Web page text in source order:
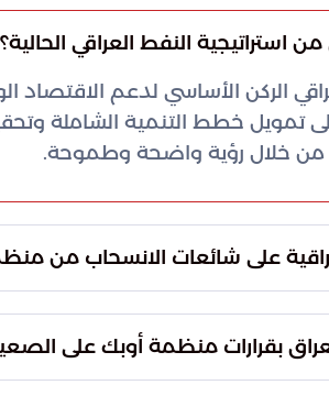
الركن الأساسي لدعم
تمويل خطط التنمية الشاملة
من خلال رؤية واضحة وطموحة.
الانسحاب. يعكس هذا الموقف ثبات
توازن المصالح بين المنتجين